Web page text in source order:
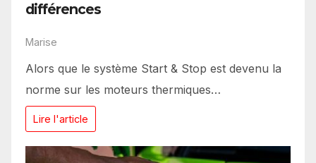
différences
Marise
Alors que le système Start & Stop est devenu la
norme sur les moteurs thermiques…
Lire l'article